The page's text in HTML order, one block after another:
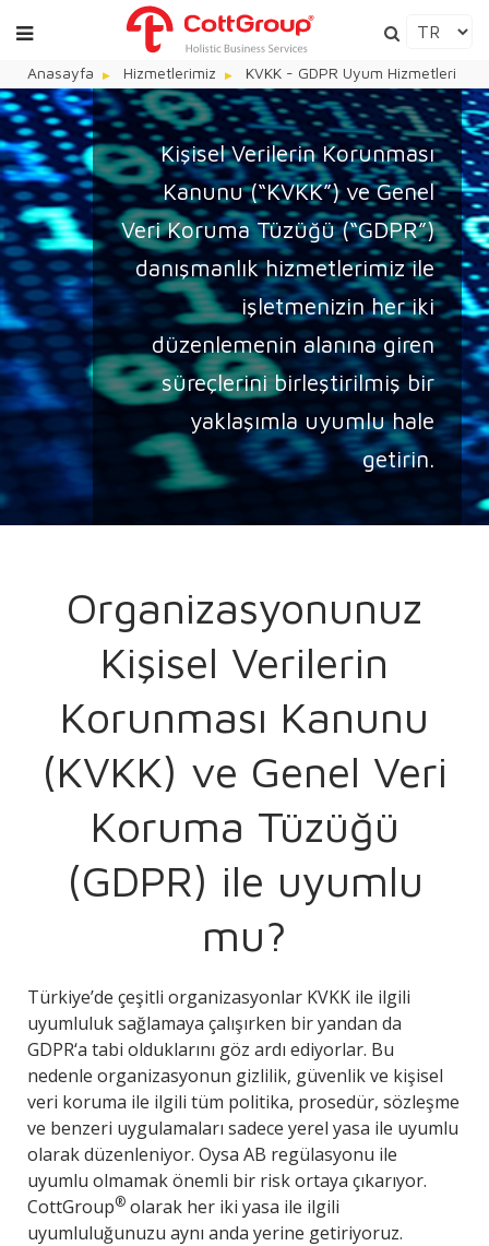
Anasayfa Hizmetlerimiz KVKK - GDPR Uyum Hizmetleri
Kişisel Verilerin Korunması
Kanunu (“KVKK”) ve Genel
Veri Koruma Tüzüğü (“GDPR”)
danışmanlık hizmetlerimiz ile
işletmenizin her iki
düzenlemenin alanına giren
süreçlerini birleştirilmiş bir
yaklaşımla uyumlu hale
getirin.
Organizasyonunuz
Kişisel Verilerin
Korunması Kanunu
(KVKK) ve Genel Veri
Koruma Tüzüğü
(GDPR) ile uyumlu
mu?
Türkiye’de çeşitli organizasyonlar KVKK ile ilgili
uyumluluk sağlamaya çalışırken bir yandan da
GDPR‘a tabi olduklarını göz ardı ediyorlar. Bu
nedenle organizasyonun gizlilik, güvenlik ve kişisel
veri koruma ile ilgili tüm politika, prosedür, sözleşme
ve benzeri uygulamaları sadece yerel yasa ile uyumlu
olarak düzenleniyor. Oysa AB regülasyonu ile
uyumlu olmamak önemli bir risk ortaya çıkarıyor.
CottGroup® olarak her iki yasa ile ilgili
uyumluluğunuzu aynı anda yerine getiriyoruz.